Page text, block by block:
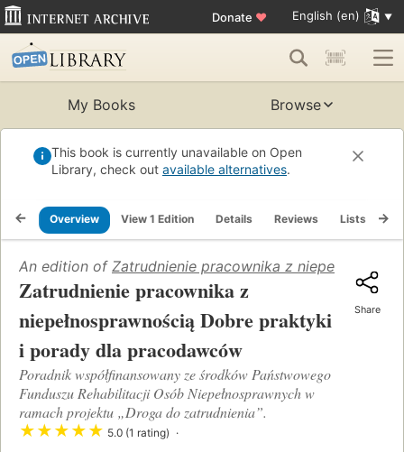
Donate ♥ English (en)
My Books Browse
This book is currently unavailable on Open
Library, check out available alternatives.
Overview View 1 Edition Details Reviews Lists
An edition of Zatrudnienie pracownika z
Zatrudnienie pracownika z
niepełnosprawnością Dobre praktyki
i porady dla pracodawców
Poradnik współfinansowany ze środków Państwowego
Funduszu Rehabilitacji Osób Niepełnosprawnych w
ramach projektu „Droga do zatrudnienia”.
★★★★★ 5.0 (1 rating)
Share